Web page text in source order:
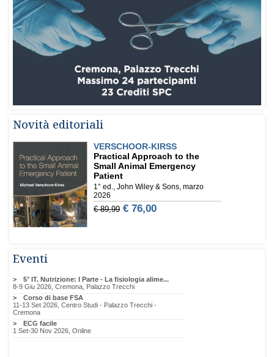
Novità editoriali
Eventi